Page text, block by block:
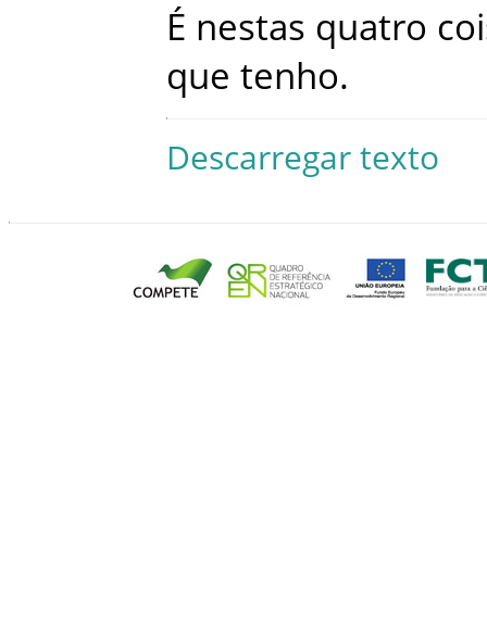
É nestas quatro
que tenho.
Descarregar texto